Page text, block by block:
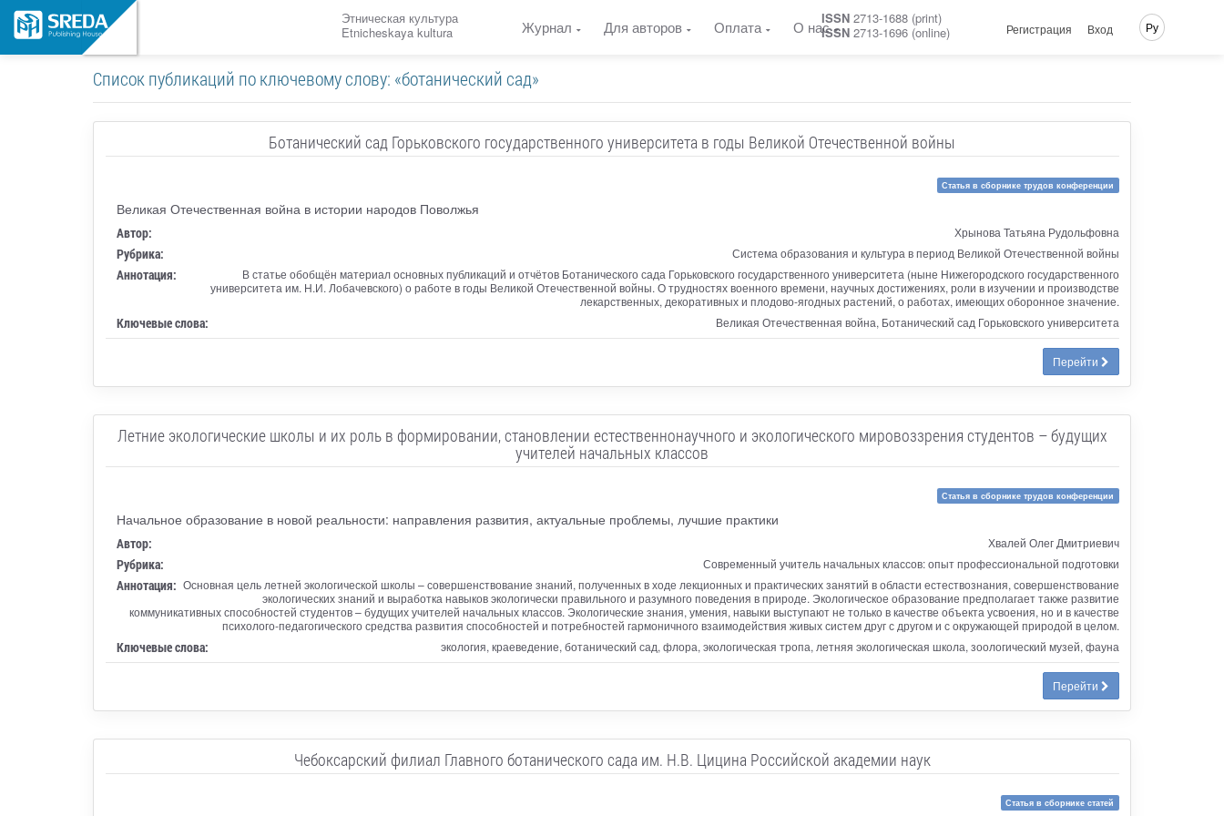
Этническая культура
Etnicheskaya kultura
Журнал Для авторов Оплата О насISSN 2713-1688 (print)
ISSN 2713-1696 (online) Регистрация Вход Ру
Список публикаций по ключевому слову: «ботанический сад»
Ботанический сад Горьковского государственного университета в годы Великой Отечественной войны
Статья в сборнике трудов конференции
Великая Отечественная война в истории народов Поволжья
Автор: Хрынова Татьяна Рудольфовна
Рубрика: Система образования и культура в период Великой Отечественной войны
Аннотация:
В статье обобщён материал основных публикаций и отчётов Ботанического сада Горьковского государственного университета (ныне Нижегородского государственного
университета им. Н.И. Лобачевского) о работе в годы Великой Отечественной войны. О трудностях военного времени, научных достижениях, роли в изучении и производстве
лекарственных, декоративных и плодово-ягодных растений, о работах, имеющих оборонное значение.
Ключевые слова: Великая Отечественная война, Ботанический сад Горьковского университета
Перейти
Летние экологические школы и их роль в формировании, становлении естественнонаучного и экологического мировоззрения студентов – будущих
учителей начальных классов
Статья в сборнике трудов конференции
Начальное образование в новой реальности: направления развития, актуальные проблемы, лучшие практики
Автор: Хвалей Олег Дмитриевич
Рубрика: Современный учитель начальных классов: опыт профессиональной подготовки
Аннотация: Основная цель летней экологической школы – совершенствование знаний, полученных в ходе лекционных и практических занятий в области естествознания, совершенствование
экологических знаний и выработка навыков экологически правильного и разумного поведения в природе. Экологическое образование предполагает также развитие
коммуникативных способностей студентов – будущих учителей начальных классов. Экологические знания, умения, навыки выступают не только в качестве объекта усвоения, но и в качестве
психолого-педагогического средства развития способностей и потребностей гармоничного взаимодействия живых систем друг с другом и с окружающей природой в целом.
Ключевые слова: экология, краеведение, ботанический сад, флора, экологическая тропа, летняя экологическая школа, зоологический музей, фауна
Перейти
Чебоксарский филиал Главного ботанического сада им. Н.В. Цицина Российской академии наук
Статья в сборнике статей